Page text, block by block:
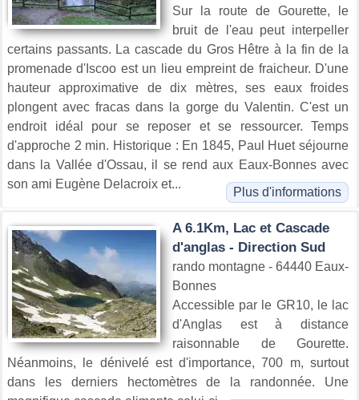
Sur la route de Gourette, le
bruit de l'eau peut interpeller
certains passants. La cascade du Gros Hêtre à la fin de la
promenade d'Iscoo est un lieu empreint de fraicheur. D'une
hauteur approximative de dix mètres, ses eaux froides
plongent avec fracas dans la gorge du Valentin. C'est un
endroit idéal pour se reposer et se ressourcer. Temps
d'approche 2 min. Historique : En 1845, Paul Huet séjourne
dans la Vallée d'Ossau, il se rend aux Eaux-Bonnes avec
son ami Eugène Delacroix et...
Plus d'informations
A 6.1Km, Lac et Cascade
d'anglas - Direction Sud
rando montagne - 64440 Eaux-
Bonnes
Accessible par le GR10, le lac
d'Anglas est à distance
raisonnable de Gourette.
Néanmoins, le dénivelé est d'importance, 700 m, surtout
dans les derniers hectomètres de la randonnée. Une